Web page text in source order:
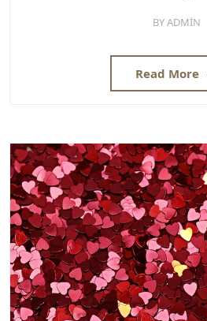
BYADMIN
Read More